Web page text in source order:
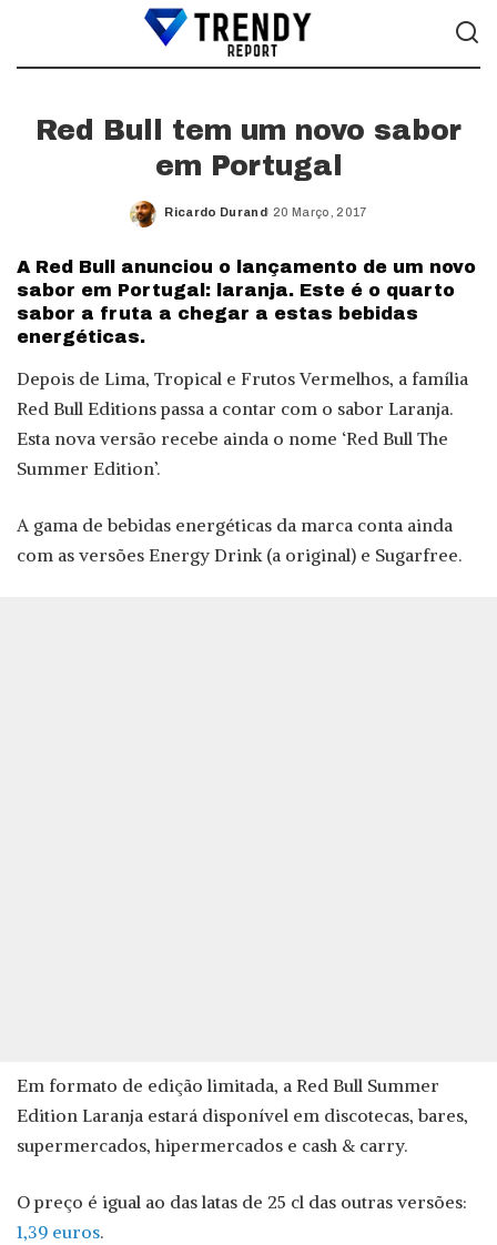
Red Bull tem um novo sabor
em Portugal
Posted
Ricardo Durand 20 Março, 2017
A Red Bull anunciou o lançamento de um novo
sabor em Portugal: laranja. Este é o quarto
sabor a fruta a chegar a estas bebidas
energéticas.
Depois de Lima, Tropical e Frutos Vermelhos, a família
Red Bull Editions passa a contar com o sabor Laranja.
Esta nova versão recebe ainda o nome ‘Red Bull The
Summer Edition’.
A gama de bebidas energéticas da marca conta ainda
com as versões Energy Drink (a original) e Sugarfree.
Em formato de edição limitada, a Red Bull Summer
Edition Laranja estará disponível em discotecas, bares,
supermercados, hipermercados e cash & carry.
O preço é igual ao das latas de 25 cl das outras versões:
1,39 euros.